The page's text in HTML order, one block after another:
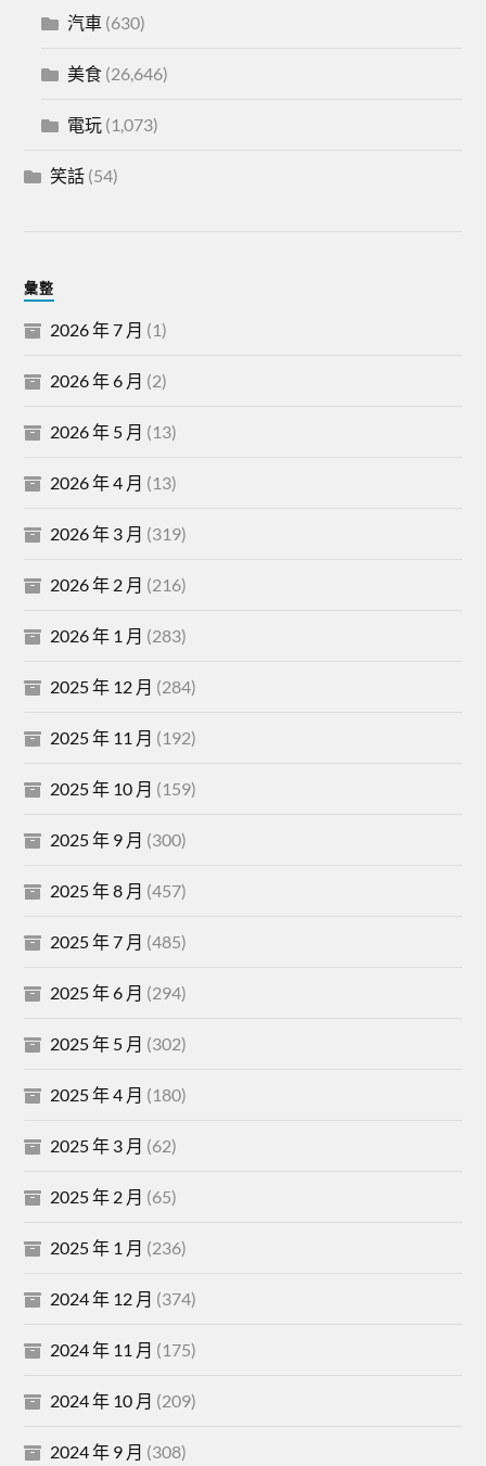
汽車 (630)
美食 (26,646)
電玩 (1,073)
笑話 (54)
彙整
2026 年 7 月 (1)
2026 年 6 月 (2)
2026 年 5 月 (13)
2026 年 4 月 (13)
2026 年 3 月 (319)
2026 年 2 月 (216)
2026 年 1 月 (283)
2025 年 12 月 (284)
2025 年 11 月 (192)
2025 年 10 月 (159)
2025 年 9 月 (300)
2025 年 8 月 (457)
2025 年 7 月 (485)
2025 年 6 月 (294)
2025 年 5 月 (302)
2025 年 4 月 (180)
2025 年 3 月 (62)
2025 年 2 月 (65)
2025 年 1 月 (236)
2024 年 12 月 (374)
2024 年 11 月 (175)
2024 年 10 月 (209)
2024 年 9 月 (308)